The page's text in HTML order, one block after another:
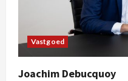
Vastgoed
Joachim Debucquoy